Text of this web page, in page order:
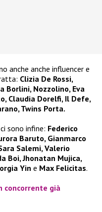
anche anche influencer e
Clizia De Rossi,
Borlini, Nozzolino, Eva
Claudia Dorelfi, Il Defe,
Twins Porta.
sono infine: Federico
Baruto, Gianmarco
Salemi, Valerio
Boi, Jhonatan Mujica,
Yin e Max Felicitas.
concorrente già